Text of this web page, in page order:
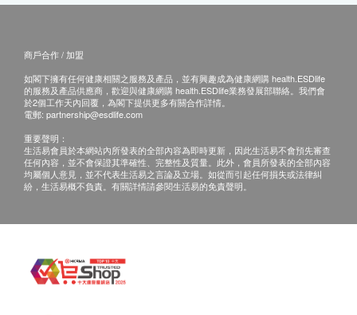
商戶合作 / 加盟
如閣下擁有任何健康相關之服務及產品，並有興趣成為健康網購 health.ESDlife
的服務及產品供應商，歡迎與健康網購 health.ESDlife業務發展部聯絡。我們會
於2個工作天內回覆，為閣下提供更多有關合作詳情。
電郵: partnership@esdlife.com
重要聲明：
生活易會員於本網站內所發表的全部內容為即時更新，因此生活易不會預先審查
任何內容，並不會保證其準確性、完整性及質量。此外，會員所發表的全部內容
均屬個人意見，並不代表生活易之言論及立場。如從而引起任何損失或法律糾
紛，生活易概不負責。有關詳情請參閱生活易的免責聲明。